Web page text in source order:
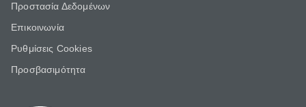
Προστασία Δεδομένων
Επικοινωνία
Ρυθμίσεις Cookies
Προσβασιμότητα